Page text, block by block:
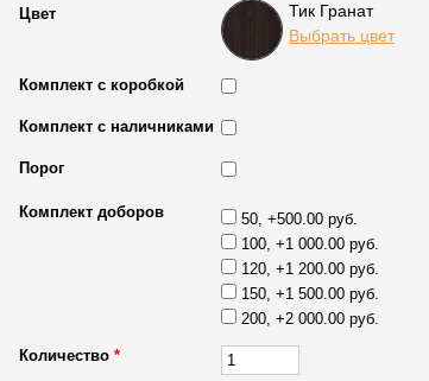
Тик Гранат
Выбрать цвет
Цвет
Комплект с коробкой
Комплект с наличниками
Порог
Комплект доборов
50, +500.00 руб.
100, +1 000.00 руб.
120, +1 200.00 руб.
150, +1 500.00 руб.
200, +2 000.00 руб.
Количество *